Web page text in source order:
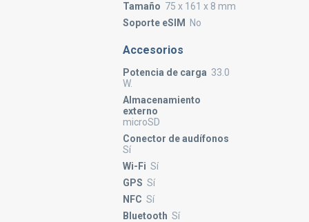
Tamaño 75 x 161 x 8 mm
Soporte eSIM
No
Accesorios
Potencia de carga 33.0
W.
Almacenamiento
externo
microSD
Conector de audífonos
Sí
Wi-Fi Sí
GPS Sí
NFC Sí
Bluetooth Sí